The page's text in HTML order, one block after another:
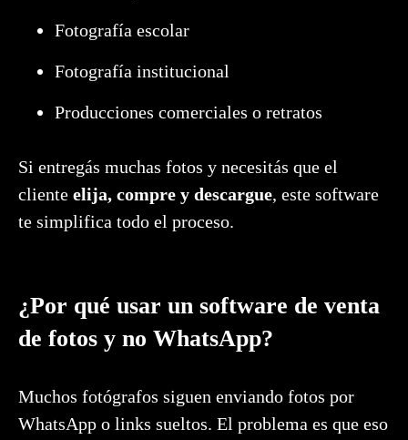
Fotografía escolar
Fotografía institucional
Producciones comerciales o retratos
Si entregás muchas fotos y necesitás que el
cliente elija, compre y descargue, este software
te simplifica todo el proceso.
¿Por qué usar un software de venta
de fotos y no WhatsApp?
Muchos fotógrafos siguen enviando fotos por
WhatsApp o links sueltos. El problema es que eso